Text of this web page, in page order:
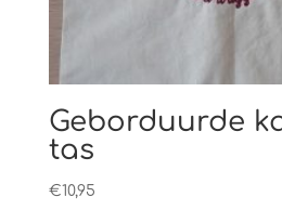
Geborduurde
tas
€10,95